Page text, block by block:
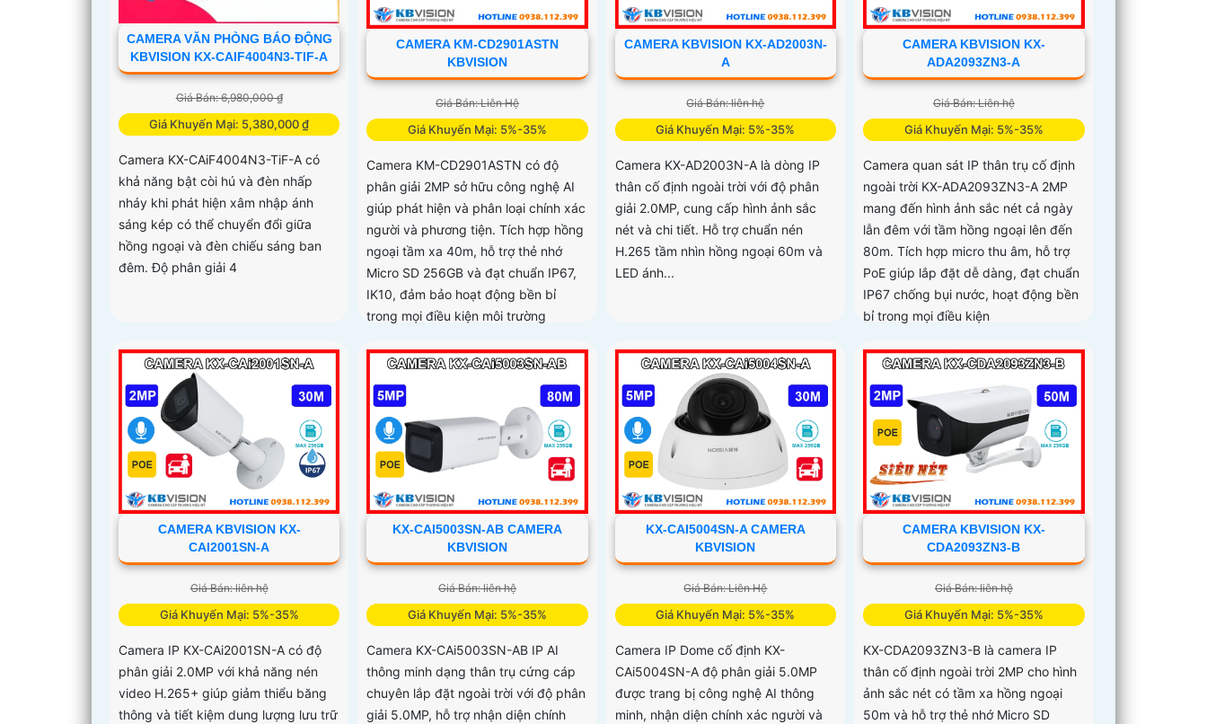
CAMERA VĂN PHÒNG BÁO ĐỘNG
KBVISION KX-CAIF4004N3-TIF-A
Giá Bán: 6,980,000 ₫
Giá Khuyến Mại: 5,380,000 ₫
Camera KX-CAiF4004N3-TiF-A có
khả năng bật còi hú và đèn nhấp
nháy khi phát hiện xâm nhập ánh
sáng kép có thể chuyển đổi giữa
hồng ngoại và đèn chiếu sáng ban
đêm. Độ phân giải 4
CAMERA KM-CD2901ASTN
KBVISION
Giá Bán: Liên Hệ
Giá Khuyến Mại: 5%-35%
Camera KM-CD2901ASTN có độ
phân giải 2MP sở hữu công nghệ AI
giúp phát hiện và phân loại chính xác
người và phương tiện. Tích hợp hồng
ngoại tầm xa 40m, hỗ trợ thẻ nhớ
Micro SD 256GB và đạt chuẩn IP67,
IK10, đảm bảo hoạt động bền bỉ
trong mọi điều kiện môi trường
CAMERA KBVISION KX-AD2003N-
A
Giá Bán: liên hệ
Giá Khuyến Mại: 5%-35%
Camera KX-AD2003N-A là dòng IP
thân cố định ngoài trời với độ phân
giải 2.0MP, cung cấp hình ảnh sắc
nét và chi tiết. Hỗ trợ chuẩn nén
H.265 tầm nhìn hồng ngoại 60m và
LED ánh...
CAMERA KBVISION KX-
ADA2093ZN3-A
Giá Bán: Liên hệ
Giá Khuyến Mại: 5%-35%
Camera quan sát IP thân trụ cố định
ngoài trời KX-ADA2093ZN3-A 2MP
mang đến hình ảnh sắc nét cả ngày
lẫn đêm với tầm hồng ngoại lên đến
80m. Tích hợp micro thu âm, hỗ trợ
PoE giúp lắp đặt dễ dàng, đạt chuẩn
IP67 chống bụi nước, hoạt động bền
bỉ trong mọi điều kiện
CAMERA KBVISION KX-
CAI2001SN-A
Giá Bán: liên hệ
Giá Khuyến Mại: 5%-35%
Camera IP KX-CAi2001SN-A có độ
phân giải 2.0MP với khả năng nén
video H.265+ giúp giảm thiểu băng
thông và tiết kiệm dung lượng lưu trữ
KX-CAI5003SN-AB CAMERA
KBVISION
Giá Bán: liên hệ
Giá Khuyến Mại: 5%-35%
Camera KX-CAi5003SN-AB IP AI
thông minh dạng thân trụ cứng cáp
chuyên lắp đặt ngoài trời với độ phân
giải 5.0MP, hỗ trợ nhận diện chính
KX-CAI5004SN-A CAMERA
KBVISION
Giá Bán: Liên Hệ
Giá Khuyến Mại: 5%-35%
Camera IP Dome cố định KX-
CAi5004SN-A độ phân giải 5.0MP
được trang bị công nghệ AI thông
minh, nhận diện chính xác người và
CAMERA KBVISION KX-
CDA2093ZN3-B
Giá Bán: liên hệ
Giá Khuyến Mại: 5%-35%
KX-CDA2093ZN3-B là camera IP
thân cố định ngoài trời 2MP cho hình
ảnh sắc nét có tầm xa hồng ngoại
50m và hỗ trợ thẻ nhớ Micro SD